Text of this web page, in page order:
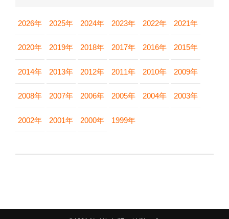
2026年 2025年 2024年 2023年 2022年 2021年
2020年 2019年 2018年 2017年 2016年 2015年
2014年 2013年 2012年 2011年 2010年 2009年
2008年 2007年 2006年 2005年 2004年 2003年
2002年 2001年 2000年 1999年